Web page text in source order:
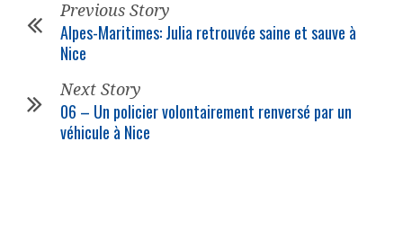
Previous Story
Alpes-Maritimes: Julia retrouvée saine et sauve à
Nice
Next Story
06 – Un policiervolontairement renversé par un
véhicule à Nice